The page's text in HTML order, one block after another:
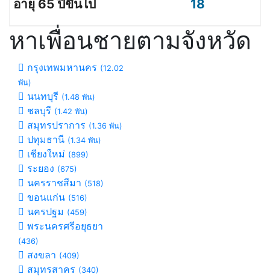
18
หาเพื่อนชายตามจังหวัด
กรุงเทพมหานคร (12.02
พัน)
นนทบุรี (1.48 พัน)
ชลบุรี (1.42 พัน)
สมุทรปราการ (1.36 พัน)
ปทุมธานี (1.34 พัน)
เชียงใหม่ (899)
ระยอง (675)
นครราชสีมา (518)
ขอนแก่น (516)
นครปฐม (459)
พระนครศรีอยุธยา
(436)
สงขลา (409)
สมุทรสาคร (340)